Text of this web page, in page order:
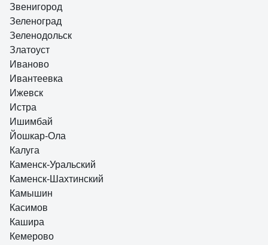
Звенигород
Зеленоград
Зеленодольск
Златоуст
Иваново
Ивантеевка
Ижевск
Истра
Ишимбай
Йошкар-Ола
Калуга
Каменск-Уральский
Каменск-Шахтинский
Камышин
Касимов
Кашира
Кемерово